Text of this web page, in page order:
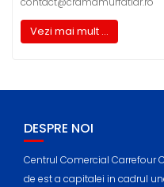
Vezi mai mult ...
DESPRE NOI
Centrul Comercial Carrefour
de est a capitalei in cadrul